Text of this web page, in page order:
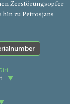
Zerstörungsopfer
zu Petrosjans